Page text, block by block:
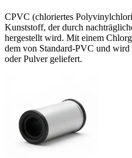
CPVC (chloriertes
Kunststoff, der durch
hergestellt wird. Mit einem
dem von Standard-PVC und
oder Pulver geliefert.